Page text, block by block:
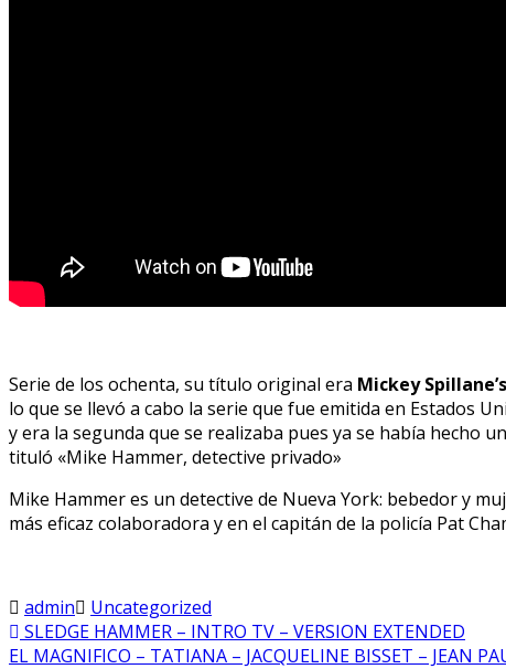
Serie de los ochenta, su título original era Mickey
lo que se llevó a cabo la serie que fue emitida en Estados
y era la segunda que se realizaba pues ya se había hecho
tituló «Mike Hammer, detective privado»
Mike Hammer es un detective de Nueva York: bebedor y
más eficaz colaboradora y en el capitán de la policía Pat
admin
Uncategorized
SLEDGE HAMMER – INTRO TV – VERSION EXTENDED
EL MAGNIFICO – TATIANA – JACQUELINE BISSET – JEAN